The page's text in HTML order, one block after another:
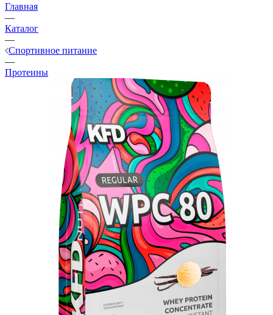
Главная
—
Каталог
—
Спортивное питание
—
Протеины